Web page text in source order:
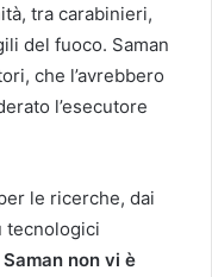
tra carabinieri,
del fuoco. Saman
che l’avrebbero
l’esecutore
le ricerche, dai
tecnologici
non vi è